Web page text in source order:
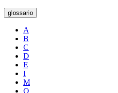
glossario
A
B
C
D
E
I
M
O